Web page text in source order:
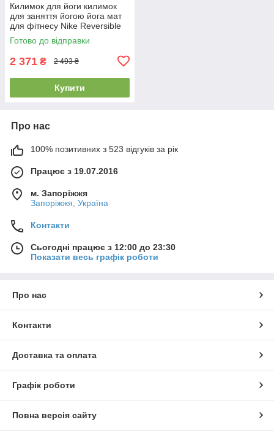
Килимок для йоги килимок
для заняття йогою йога мат
для фітнесу Nike Reversible
Yoga Mat Apricot 172х61х0,4
см
Готово до відправки
2 371 ₴ 2 493 ₴
Купити
Про нас
100% позитивних з 523 відгуків за рік
Працює з 19.07.2016
м. Запоріжжя
Запоріжжя, Україна
Контакти
Сьогодні працює з 12:00 до 23:30
Показати весь графік роботи
Про нас
Контакти
Доставка та оплата
Графік роботи
Повна версія сайту